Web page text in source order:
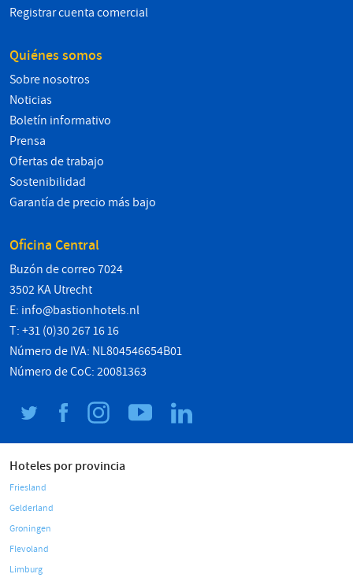
Registrar cuenta comercial
Quiénes somos
Sobre nosotros
Noticias
Boletín informativo
Prensa
Ofertas de trabajo
Sostenibilidad
Garantía de precio más bajo
Oficina Central
Buzón de correo 7024
3502 KA Utrecht
E: info@bastionhotels.nl
T: +31 (0)30 267 16 16
Número de IVA: NL804546654B01
Número de CoC: 20081363
Hoteles por provincia
Friesland
Gelderland
Groningen
Flevoland
Limburg